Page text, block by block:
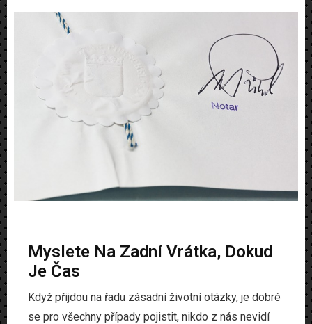
Myslete Na Zadní Vrátka, Dokud
Je Čas
Když přijdou na řadu zásadní životní otázky, je dobré
se pro všechny případy pojistit, nikdo z nás nevidí